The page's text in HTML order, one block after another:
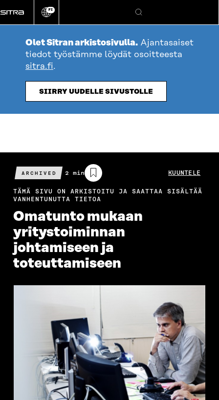
suoraan
sisältöön
Vaihda
kieli
FI
Hae
Olet Sitran arkistosivulla. Ajantasaiset
tiedot työstämme löydät osoitteesta
sitra.fi.
SIIRRY UUDELLE SIVUSTOLLE
ARCHIVED
Arvioitu
lukuaika
2 min KUUNTELE
TÄMÄ SIVU ON ARKISTOITU JA SAATTAA SISÄLTÄÄ
VANHENTUNUTTA TIETOA
Omatunto mukaan
yritystoiminnan
johtamiseen ja
toteuttamiseen